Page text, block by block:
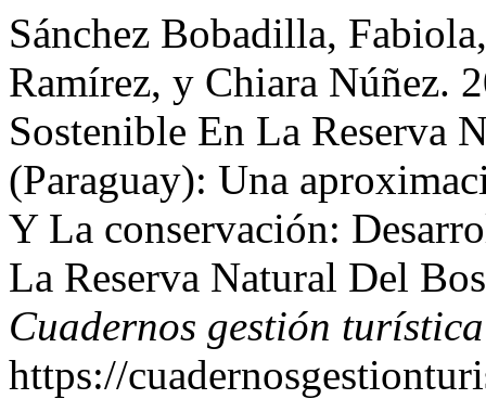
Sánchez Bobadilla,
Ramírez, y Chiara Núñez.
Sostenible En La Reserva
(Paraguay): Una
Y La conservación:
La Reserva Natural Del
Cuadernos gestión
https://